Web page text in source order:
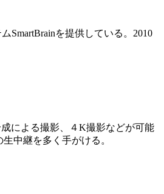
SmartBrainを提供している。2010
による撮影、４K撮影などが可能
中継を多く手がける。